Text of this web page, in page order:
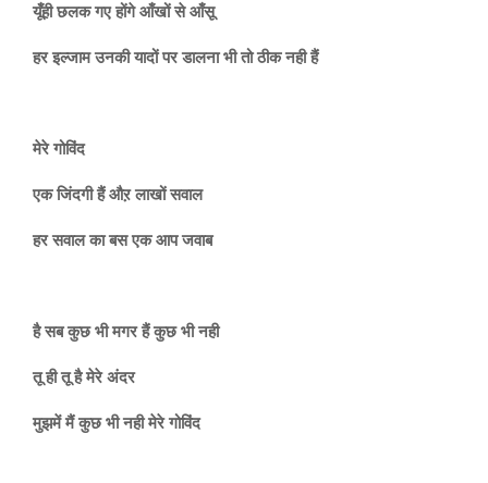
यूँही छलक गए होंगेआँखों से आँसू
हर इल्जाम उनकी यादोंपर डालना भी तो ठीकनही हैं
मेरे गोविंद
एक जिंदगी हैं औऱ लाखों सवाल
हर सवाल का बस एक आप जवाब
है सब कुछ भी मगर हैं कुछ भी नही
तू ही तू है मेरे अंदर
मुझमें मैं कुछ भी नही मेरे गोविंद